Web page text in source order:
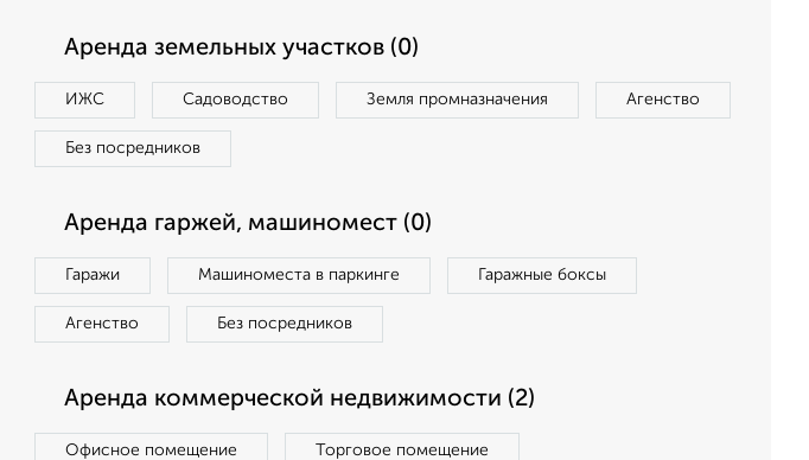
Аренда земельных участков (0)
ИЖС Садоводство Земля промназначения Агенство
Без посредников
Аренда гаржей, машиномест (0)
Гаражи Машиноместа в паркинге Гаражные боксы
Агенство Без посредников
Аренда коммерческой недвижимости (2)
Офисное помещение Торговое помещение